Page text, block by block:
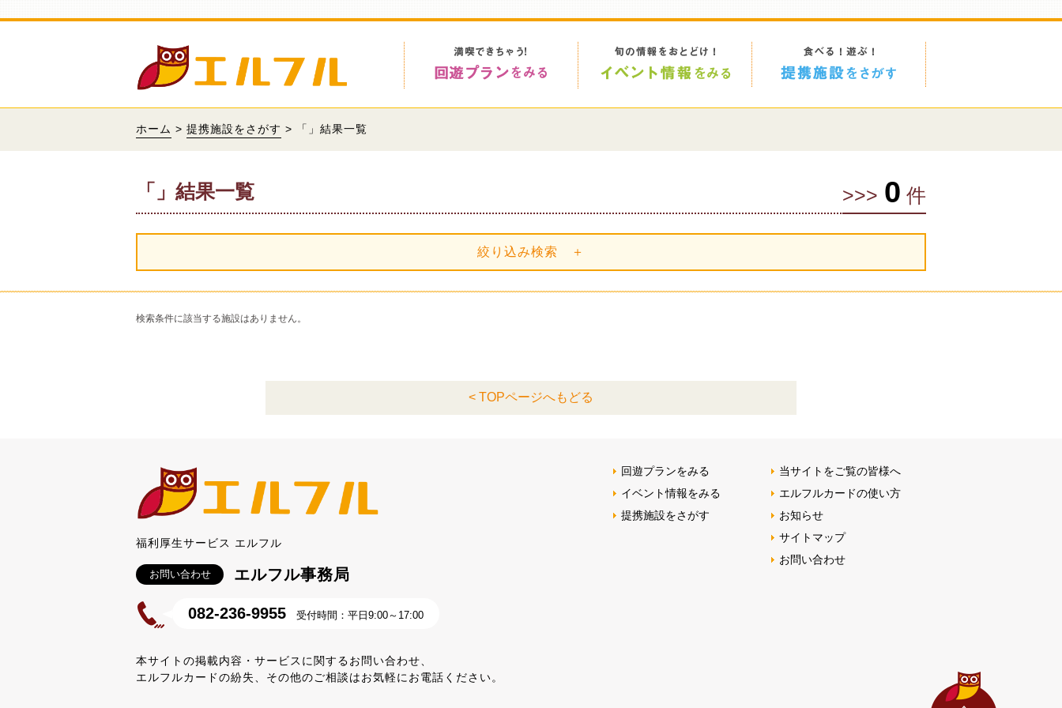
ホーム > 提携施設をさがす > 「」結果一覧
>>> 0 件
「」結果一覧
絞り込み検索 ＋
検索条件に該当する施設はありません。
< TOPページへもどる
福利厚生サービス エルフル
お問い合わせ エルフル事務局
082-236-9955 受付時間：平日9:00～17:00
本サイトの掲載内容・サービスに関するお問い合わせ、
エルフルカードの紛失、その他のご相談はお気軽にお電話ください。
回遊プランをみる
イベント情報をみる
提携施設をさがす
当サイトをご覧の皆様へ
エルフルカードの使い方
お知らせ
サイトマップ
お問い合わせ